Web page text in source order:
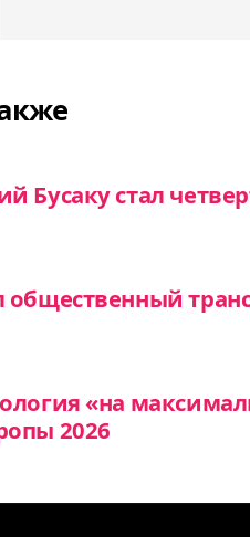
Бусаку стал
общественный
«на
2026